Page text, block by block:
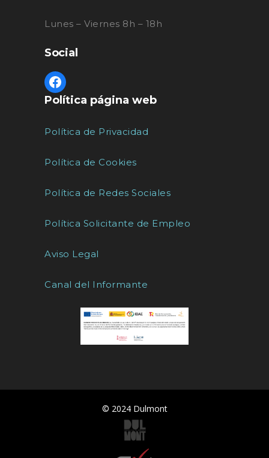
Lunes – Viernes 8h – 18h
Social
Política página web
Política de Privacidad
Política de Cookies
Política de Redes Sociales
Política Solicitante de Empleo
Aviso Legal
Canal del Informante
© 2024 Dulmont